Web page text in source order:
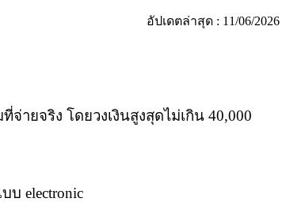
อัปเดตล่าสุด : 11/06/2026
ยจริง โดยวงเงินสูงสุดไม่เกิน 40,000
electronic